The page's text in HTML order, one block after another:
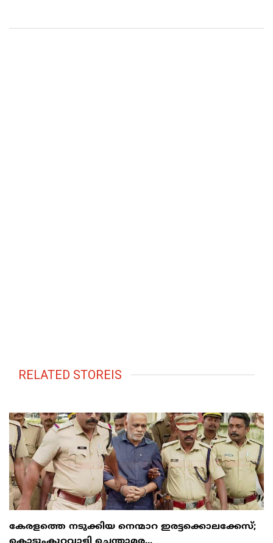
RELATED STOREIS
കേരളത്തെ നടുക്കിയ നെന്മാറ ഇരട്ടക്കൊലക്കേസ്;